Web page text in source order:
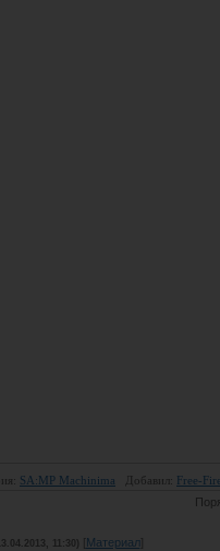
SA:MP Machinima Добавил:
Free-
11:30) Материал]